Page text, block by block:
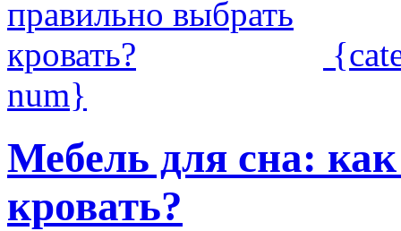
num}
Мебель для сна:
кровать?